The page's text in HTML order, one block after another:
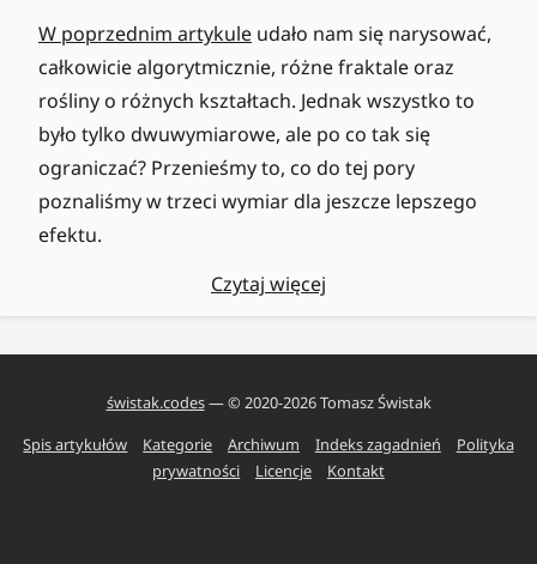
W poprzednim artykule udało nam się narysować,
całkowicie algorytmicznie, różne fraktale oraz
rośliny o różnych kształtach. Jednak wszystko to
było tylko dwuwymiarowe, ale po co tak się
ograniczać? Przenieśmy to, co do tej pory
poznaliśmy w trzeci wymiar dla jeszcze lepszego
efektu.
Czytaj więcej
świstak.codes— © 2020-2026Tomasz Świstak
Spis artykułów
Kategorie Archiwum Indeks zagadnień
Polityka
prywatności
Licencje Kontakt